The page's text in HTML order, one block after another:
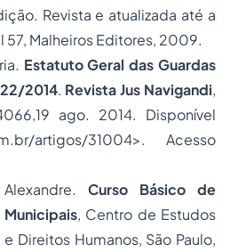
Revista e atualizada até a
Malheiros Editores, 2009.
Estatuto Geral das Guardas
2014. Revista Jus Navigandi,
ago. 2014. Disponível
artigos/31004>. Acesso
Curso Básico de
, Centro de Estudos
e Direitos Humanos, São Paulo,